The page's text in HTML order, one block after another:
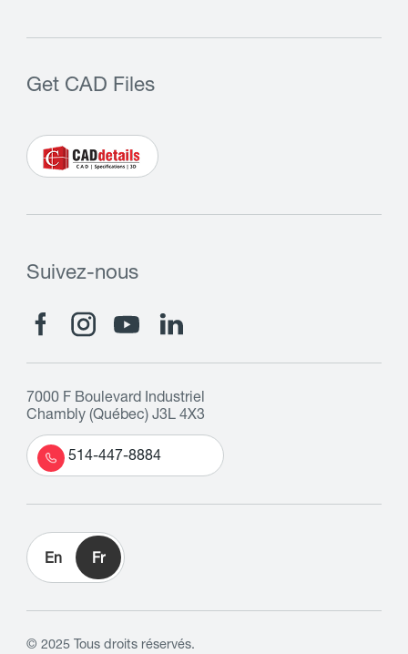
Get CAD Files
Suivez-nous
7000 F Boulevard Industriel
Chambly (Québec) J3L 4X3
514-447-8884
En Fr
© 2025 Tous droits réservés.